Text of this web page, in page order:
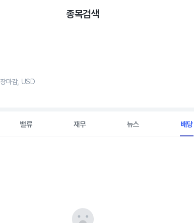
종목검색
장마감, USD
밸류 재무 뉴스 배당